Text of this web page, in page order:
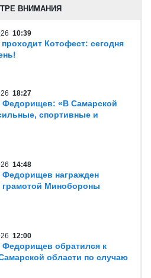
ВНИМАНИЯ
10:39
Котофест: сегодня
18:27
Федорищев: «В Самарской
спортивные и
14:48
Федорищев награжден
грамотой Минобороны
12:00
Федорищев обратился к
области по случаю